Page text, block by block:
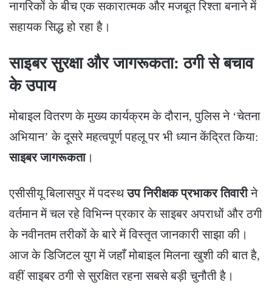
नागरिकों के बीच एक सकारात्मक और मजबूत रिश्ता बनाने में
सहायक सिद्ध हो रहा है।
​साइबर सुरक्षा और जागरूकता: ठगी से बचाव
के उपाय
​मोबाइल वितरण के मुख्य कार्यक्रम के दौरान, पुलिस ने ‘चेतना
अभियान’ के दूसरे महत्वपूर्ण पहलू पर भी ध्यान केंद्रित किया:
साइबर जागरूकता।
​एसीसीयू बिलासपुर में पदस्थउप निरीक्षक प्रभाकर तिवारीने
वर्तमान में चल रहे विभिन्न प्रकार के साइबर अपराधों और ठगी
के नवीनतम तरीकों के बारे में विस्तृत जानकारी साझा की।
आज के डिजिटल युग में जहाँ मोबाइल मिलना खुशी की बात है,
वहीं साइबर ठगी से सुरक्षित रहना सबसे बड़ी चुनौती है।